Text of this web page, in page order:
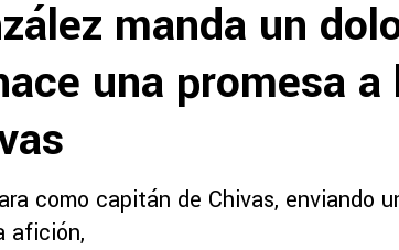
manda un
una promesa a
como capitán de Chivas, enviando
afición,